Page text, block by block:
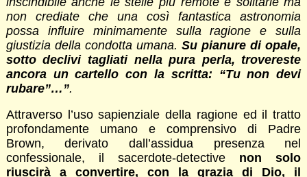
non crediate che una così fantastica astronomia
possa influire minimamente sulla ragione e sulla
giustizia della condotta umana.Su pianure di opale,
sotto declivi tagliati nella pura perla, trovereste
ancora un cartello con la scritta: “Tu non devi
rubare”…”.
Attraverso l’uso sapienziale della ragione ed il tratto
profondamente umano e comprensivo di Padre
Brown, derivato dall’assidua presenza nel
confessionale, il sacerdote-detective non solo
riuscirà a convertire, con la grazia di Dio, il